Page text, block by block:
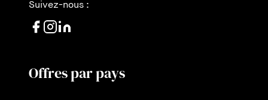
Suivez-nous :
Offres par pays